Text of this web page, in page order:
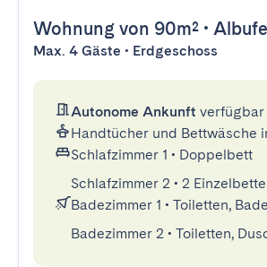
Wohnung von 90m² •
Max. 4 Gäste • Erdgeschoss
Autonome Ankunft verfügbar
Handtücher und Bettwäsche
Schlafzimmer 1 • Doppelbett
Schlafzimmer 2 • 2
Badezimmer 1 • Toiletten,
Badezimmer 2 • Toiletten,